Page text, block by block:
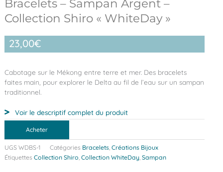
Bracelets – Sampan Argent –
Collection Shiro « WhiteDay »
23,00€
Cabotage sur le Mékong entre terre et mer. Des bracelets
faites main, pour explorer le Delta au fil de l’eau sur un sampan
traditionnel.
Voir le descriptif complet du produit
Acheter
UGS WDBS-1 Catégories Bracelets Créations Bijoux
Étiquettes Collection Shiro Collection WhiteDay Sampan